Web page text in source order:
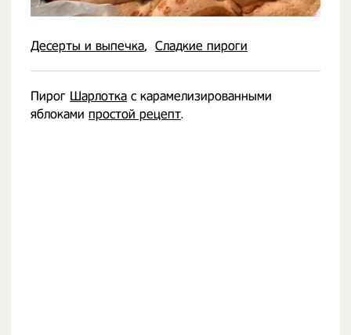
Десерты и выпечка Сладкие пироги
Пирог Шарлотка с карамелизированными
яблоками простой рецепт.